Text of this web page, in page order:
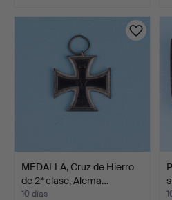
MEDALLA, Cruz de Hierro
de 2ª clase, Alema…
10 días